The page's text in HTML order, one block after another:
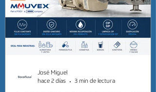
José Miguel
hace 2 días
3 min de lectura